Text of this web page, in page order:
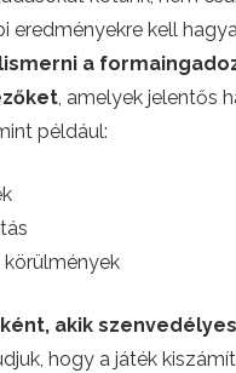
eredményekre kell
a
, amelyek jelentős
például:
körülmények
akik
hogy a játék